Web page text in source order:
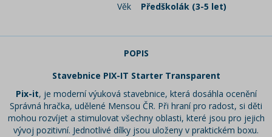
Věk
Předškolák (3-5 let)
POPIS
Stavebnice PIX-IT Starter Transparent
Pix-it, je moderní výuková stavebnice, která dosáhla ocenění
Správná hračka, udělené Mensou ČR. Při hraní pro radost, si děti
mohou rozvíjet a stimulovat všechny oblasti, které jsou pro jejich
vývoj pozitivní. Jednotlivé dílky jsou uloženy v praktickém boxu.